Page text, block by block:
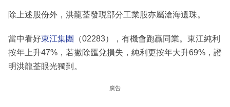
除上述股份外，洪龍荃發現部分工業股亦屬滄海遺珠。
當中看好東江集團
（02283），有機會跑贏同業。東江純利
按年上升47%，若撇除匯兌損失，純利更按年大升69%，證
明洪龍荃眼光獨到。
廣告